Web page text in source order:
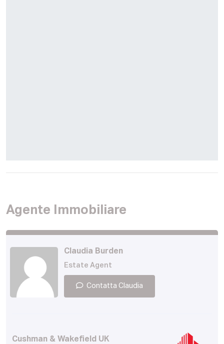
Agente Immobiliare
Claudia Burden
Estate Agent
Contatta Claudia
Cushman & Wakefield UK